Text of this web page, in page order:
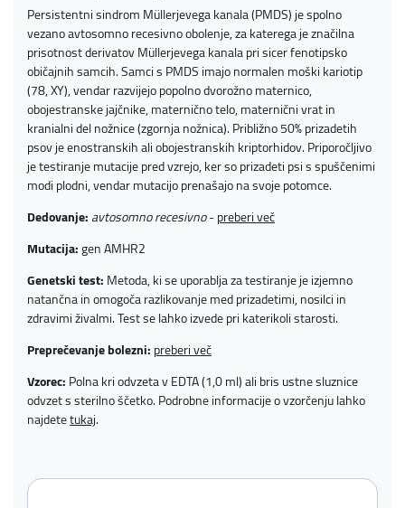
Persistentni sindrom Müllerjevega kanala (PMDS) je spolno
vezano avtosomno recesivno obolenje, za katerega je značilna
prisotnost derivatov Müllerjevega kanala pri sicer fenotipsko
običajnih samcih. Samci s PMDS imajo normalen moški kariotip
(78, XY), vendar razvijejo popolno dvorožno maternico,
obojestranske jajčnike, maternično telo, maternični vrat in
kranialni del nožnice (zgornja nožnica). Približno 50% prizadetih
psov je enostranskih ali obojestranskih kriptorhidov. Priporočljivo
je testiranje mutacije pred vzrejo, ker so prizadeti psi s spuščenimi
modi plodni, vendar mutacijo prenašajo na svoje potomce.
Dedovanje:avtosomno recesivno-preberi več
Mutacija:gen AMHR2
Genetski test:Metoda, ki se uporablja za testiranje je izjemno
natančna in omogoča razlikovanje med prizadetimi, nosilci in
zdravimi živalmi. Test se lahko izvede pri katerikoli starosti.
Preprečevanje bolezni:preberi več
Vzorec:Polna kri odvzeta v EDTA (1,0 ml) ali bris ustne sluznice
odvzet s sterilno ščetko. Podrobne informacije o vzorčenju lahko
najdetetukaj.